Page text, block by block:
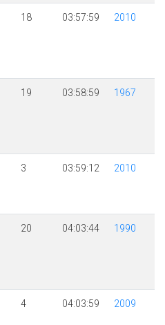
18 03:57:59 2010
19 03:58:59 1967
3 03:59:12 2010
20 04:03:44 1990
4 04:03:59 2009